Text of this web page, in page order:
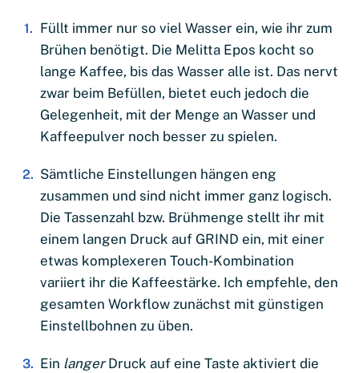
Füllt immer nur so viel Wasser ein, wie ihr zum
Brühen benötigt. Die Melitta Epos kocht so
lange Kaffee, bis das Wasser alle ist. Das nervt
zwar beim Befüllen, bietet euch jedoch die
Gelegenheit, mit der Menge an Wasser und
Kaffeepulver noch besser zu spielen.
Sämtliche Einstellungen hängen eng
zusammen und sind nicht immer ganz logisch.
Die Tassenzahl bzw. Brühmenge stellt ihr mit
einem langen Druck auf GRIND ein, mit einer
etwas komplexeren Touch-Kombination
variiert ihr die Kaffeestärke. Ich empfehle, den
gesamten Workflow zunächst mit günstigen
Einstellbohnen zu üben.
Ein langerDruck auf eine Taste aktiviert die